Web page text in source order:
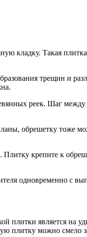
кладку. Такая плитка
трещин и
реек. Шаг
обрешетку тоже
крепите к
одновременно с
плитки является на
плитку можно смело